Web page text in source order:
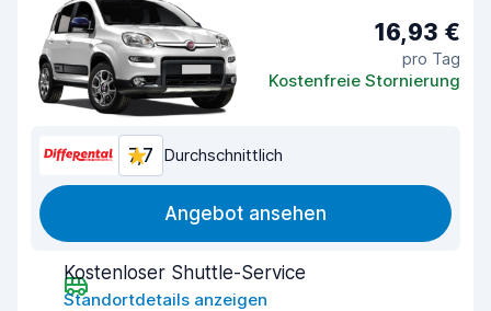
16,93 €
pro Tag
Kostenfreie Stornierung
7,7 Durchschnittlich
Angebot ansehen
Kostenloser Shuttle-Service
Standortdetails anzeigen